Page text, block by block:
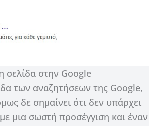
σελίδα στην Google
των αναζητήσεων της Google,
δε σημαίνει ότι δεν υπάρχει
ε μια σωστή προσέγγιση και έναν